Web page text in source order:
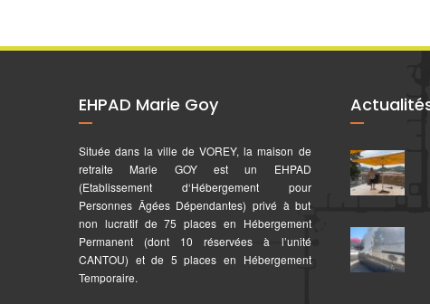
EHPAD Marie Goy
Située dans la ville de VOREY, la maison de
retraite Marie GOY est un EHPAD
(Etablissement d‘Hébergement pour
Personnes Âgées Dépendantes) privé à but
non lucratif de 75 places en Hébergement
Permanent (dont 10 réservées à l’unité
CANTOU) et de 5 places en Hébergement
Temporaire.